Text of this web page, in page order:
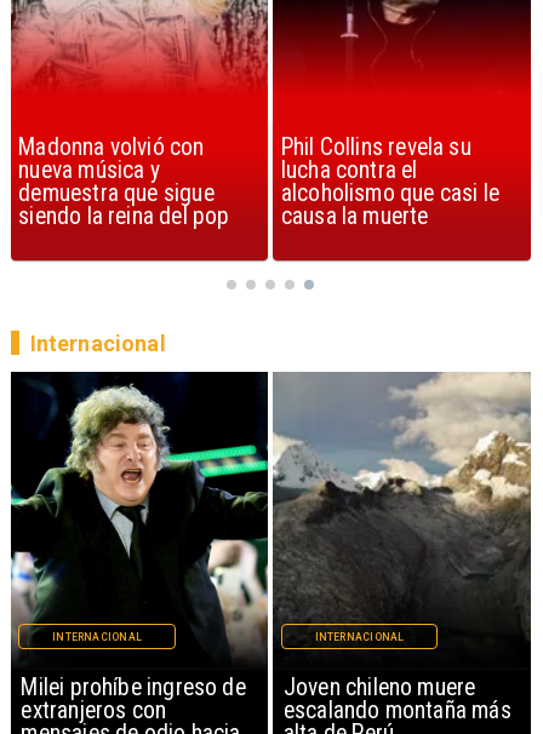
Phil Collins revela su
lucha contra el
alcoholismo que casi le
causa la muerte
U2 lanza nuevo sencillo
con estribillo en español:
Streets of Dreams
Milei prohíbe ingreso de
extranjeros con
INTERNACIONAL
Joven chileno muere
escalando montaña más
INTERNACIONAL
Internacional